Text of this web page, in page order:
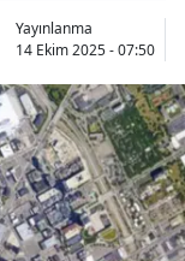
Bitlis
Burdur
Bursa
Çanakkale
Yayınlanma
14 Ekim 2025 - 07:50